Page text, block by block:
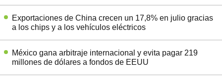
Exportaciones de China crecen un 17,8% en julio gracias
a los chips y a los vehículos eléctricos
México gana arbitraje internacional y evita pagar 219
millones de dólares a fondos de EEUU